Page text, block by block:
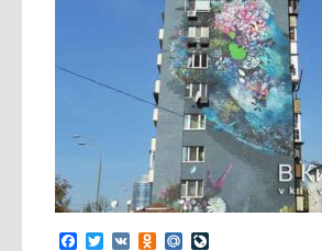
Facebook
Twitter
VK Odnoklassniki
Mail.Ru